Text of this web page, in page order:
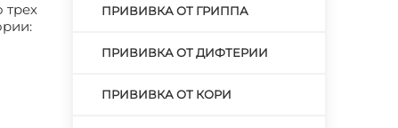
трех
ПРИВИВКА ОТ ГРИППА
ПРИВИВКА ОТ ДИФТЕРИИ
ПРИВИВКА ОТ КОРИ